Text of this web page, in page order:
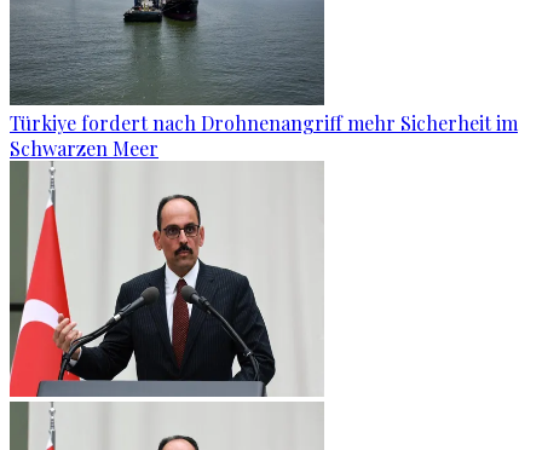
Türkiye fordert nach Drohnenangriff mehr Sicherheit im
Schwarzen Meer